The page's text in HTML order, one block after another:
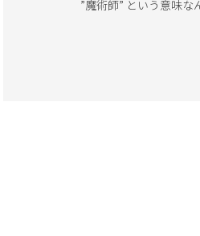
”魔術師” という意味な